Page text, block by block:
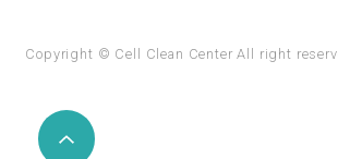
Copyright © Cell Clean Center All right